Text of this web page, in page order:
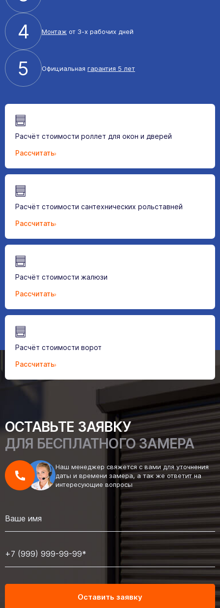
4 Монтаж от 3-х рабочих дней
5 Официальная гарантия 5 лет
Расчёт стоимости роллет для окон и дверей
Рассчитать
Расчёт стоимости сантехнических рольставней
Рассчитать
Расчёт стоимости жалюзи
Рассчитать
Расчёт стоимости ворот
Рассчитать
ОСТАВЬТЕ ЗАЯВКУ
ДЛЯ БЕСПЛАТНОГО ЗАМЕРА
Наш менеджер свяжется с вами для уточнения
даты и времени замера, а так же ответит на
интересующие вопросы